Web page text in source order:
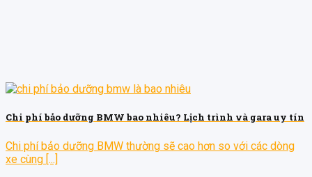
Chi phí bảo dưỡng BMW bao nhiêu? Lịch trình và gara uy tín
Chi phí bảo dưỡng BMW thường sẽ cao hơn so với các dòng
xe cùng [...]